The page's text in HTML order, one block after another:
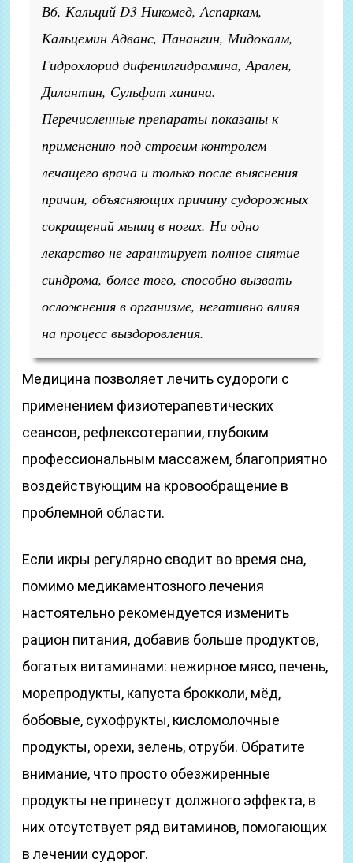
В6, Кальций D3 Никомед, Аспаркам,
Кальцемин Адванс, Панангин, Мидокалм,
Гидрохлорид дифенилгидрамина, Арален,
Дилантин, Сульфат хинина.
Перечисленные препараты показаны к
применению под строгим контролем
лечащего врача и только после выяснения
причин, объясняющих причину судорожных
сокращений мышц в ногах. Ни одно
лекарство не гарантирует полное снятие
синдрома, более того, способно вызвать
осложнения в организме, негативно влияя
на процесс выздоровления.
Медицина позволяет лечить судороги с
применением физиотерапевтических
сеансов, рефлексотерапии, глубоким
профессиональным массажем, благоприятно
воздействующим на кровообращение в
проблемной области.
Если икры регулярно сводит во время сна,
помимо медикаментозного лечения
настоятельно рекомендуется изменить
рацион питания, добавив больше продуктов,
богатых витаминами: нежирное мясо, печень,
морепродукты, капуста брокколи, мёд,
бобовые, сухофрукты, кисломолочные
продукты, орехи, зелень, отруби. Обратите
внимание, что просто обезжиренные
продукты не принесут должного эффекта, в
них отсутствует ряд витаминов, помогающих
в лечении судорог.